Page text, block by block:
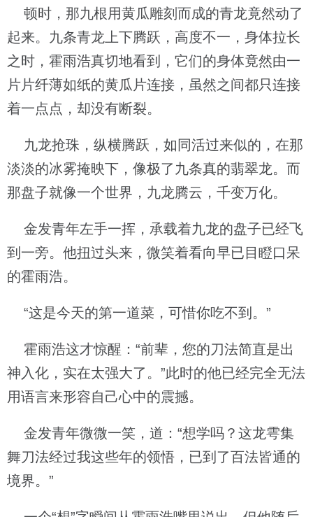
顿时，那九根用黄瓜雕刻而成的青龙竟然动了
起来。九条青龙上下腾跃，高度不一，身体拉长
之时，霍雨浩真切地看到，它们的身体竟然由一
片片纤薄如纸的黄瓜片连接，虽然之间都只连接
着一点点，却没有断裂。
九龙抢珠，纵横腾跃，如同活过来似的，在那
淡淡的冰雾掩映下，像极了九条真的翡翠龙。而
那盘子就像一个世界，九龙腾云，千变万化。
金发青年左手一挥，承载着九龙的盘子已经飞
到一旁。他扭过头来，微笑着看向早已目瞪口呆
的霍雨浩。
“这是今天的第一道菜，可惜你吃不到。”
霍雨浩这才惊醒：“前辈，您的刀法简直是出
神入化，实在太强大了。”此时的他已经完全无法
用语言来形容自己心中的震撼。
金发青年微微一笑，道：“想学吗？这龙雩集
舞刀法经过我这些年的领悟，已到了百法皆通的
境界。”